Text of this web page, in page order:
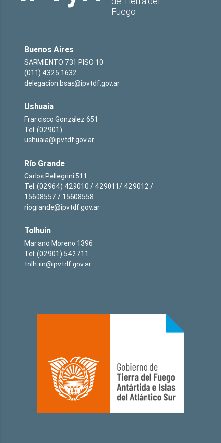
Fuego
Buenos Aires
SARMIENTO 731 PISO 10
(011) 4325 1632
delegacion.bsas@ipvtdf.gov.ar
Ushuaia
Francisco González 651
Tel: (02901)
ushuaia@ipvtdf.gov.ar
Río Grande
Carlos Pellegrini 511
Tel: (02964) 429010 / 429011/ 429012 /
15608557 / 15608558
riogrande@ipvtdf.gov.ar
Tolhuin
Mariano Moreno 1396
Tel: (02901) 542711
tolhuin@ipvtdf.gov.ar